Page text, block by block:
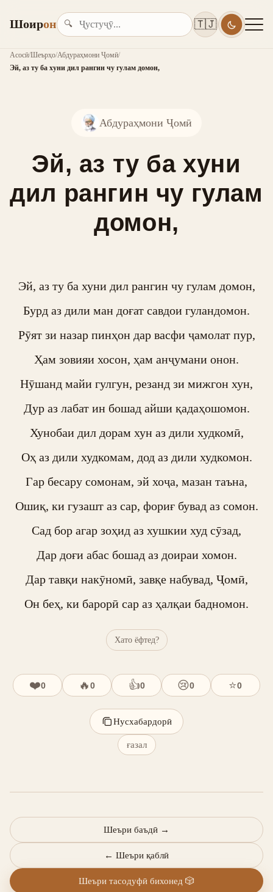
Шоирон 🔍 🇹🇯
Асосӣ/Шеърҳо/Абдураҳмони Ҷомӣ/
Эй, аз ту ба хуни дил рангин чу гулам домон,
Абдураҳмони Ҷомӣ
Эй, аз ту ба хуни
дил рангин чу гулам
домон,
Эй, аз ту ба хуни дил рангин чу гулам домон,
Бурд аз дили ман доғат савдои гуландомон.
Рӯят зи назар пинҳон дар васфи ҷамолат пур,
Ҳам зовияи хосон, ҳам анҷумани онон.
Нӯшанд майи гулгун, резанд зи мижгон хун,
Дур аз лабат ин бошад айши қадаҳошомон.
Хунобаи дил дорам хун аз дили худкомӣ,
Оҳ аз дили худкомам, дод аз дили худкомон.
Гар бесару сомонам, эй хоҷа, мазан таъна,
Ошиқ, ки гузашт аз сар, фориғ бувад аз сомон.
Сад бор агар зоҳид аз хушкии худ сӯзад,
Дар доғи абас бошад аз доираи хомон.
Дар тавқи накӯномӣ, завқе набувад, Ҷомӣ,
Он беҳ, ки барорӣ сар аз ҳалқаи бадномон.
Хато ёфтед?
❤️0 🔥0 👍0 😢0 ⭐0
Нусхабардорӣ
ғазал
← Шеъри қаблӣ
Шеъри баъдӣ →
Шеъри тасодуфӣ бихонед 🎲